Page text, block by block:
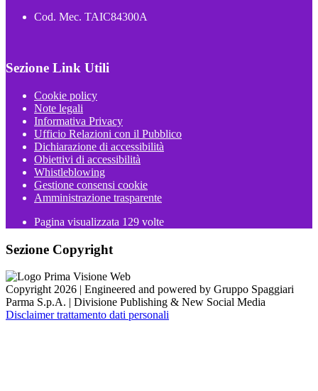
Cod. Mec. TAIC84300A
Sezione Link Utili
Cookie policy
Note legali
Informativa Privacy
Ufficio Relazioni con il Pubblico
Dichiarazione di accessibilità
Obiettivi di accessibilità
Whistleblowing
Gestione consensi cookie
Amministrazione trasparente
Pagina visualizzata 129 volte
Sezione Copyright
Copyright 2026 | Engineered and powered by Gruppo Spaggiari
Parma S.p.A. | Divisione Publishing & New Social Media
Disclaimer trattamento dati personali